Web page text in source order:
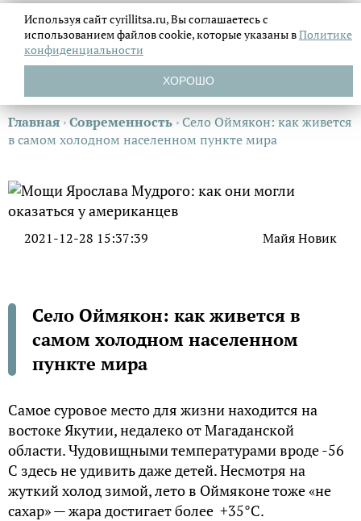
Главная ›Современность ›Село Оймякон: как живется
в самом холодном населенном пункте мира
2021-12-28 15:37:39 Майя Новик
Село Оймякон: как живется в
самом холодном населенном
пункте мира
Самое суровое место для жизни находится на
востоке Якутии, недалеко от Магаданской
области. Чудовищными температурами вроде -56
С здесь не удивить даже детей. Несмотря на
жуткий холод зимой, лето в Оймяконе тоже «не
сахар» — жара достигает более +35°C.
Используя сайт cyrillitsa.ru, Вы соглашаетесь с
использованием файловcookie, которые указаны вПолитике
конфиденциальности
ХОРОШО